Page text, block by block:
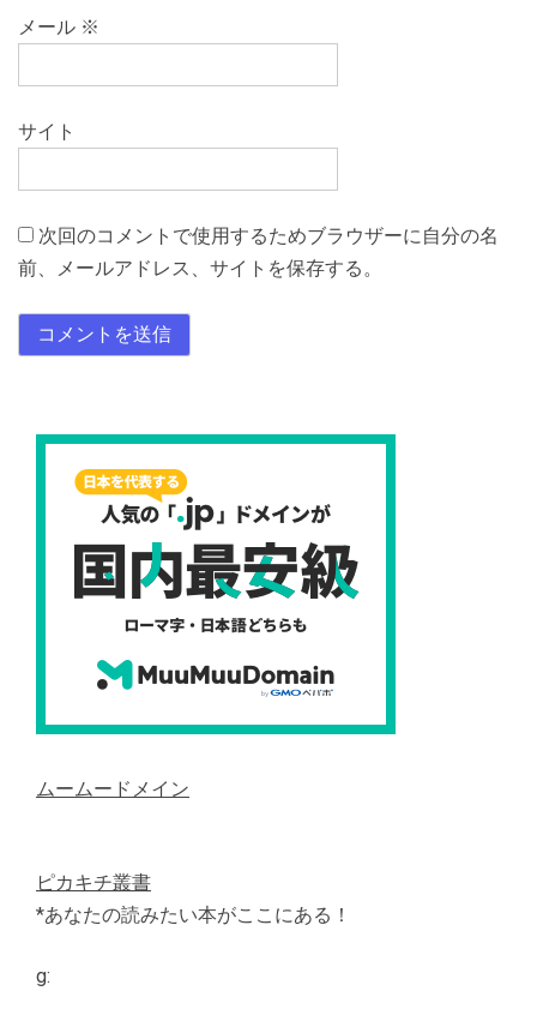
メール ※
サイト
次回のコメントで使用するためブラウザーに自分の名
前、メールアドレス、サイトを保存する。
ムームードメイン
ピカキチ叢書
*あなたの読みたい本がここにある！
g: